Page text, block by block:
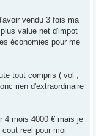
vendu 3 fois ma
value net d'impot
économies pour me
tout compris ( vol ,
rien d'extraordinaire
4 mois 4000 € mais je
reel pour moi